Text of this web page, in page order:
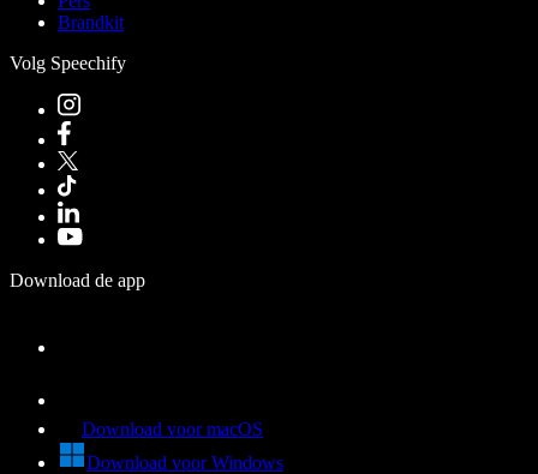
Brandkit
Volg Speechify
Download de app
Download voor macOS
Download voor Windows